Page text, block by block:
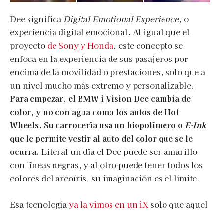
Dee significa Digital Emotional Experience, o
experiencia digital emocional. Al igual que el
proyecto de Sony y Honda, este concepto se
enfoca en la experiencia de sus pasajeros por
encima de la movilidad o prestaciones, solo que a
un nivel mucho más extremo y personalizable.
Para empezar, el BMW i Vision Dee cambia de
color, y no con agua como los autos de Hot
Wheels. Su carrocería usa un biopolímero o E-Ink
que le permite vestir al auto del color que se le
ocurra. Literal un día el Dee puede ser amarillo
con líneas negras, y al otro puede tener todos los
colores del arcoíris, su imaginación es el límite.
Esa tecnologíaya la vimos en un iXsolo que aquel